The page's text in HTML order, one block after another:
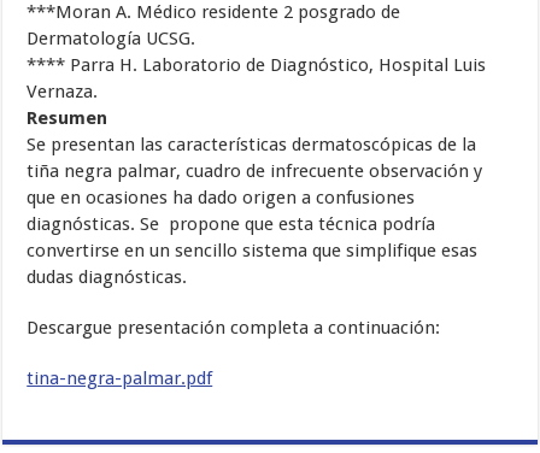
***Moran A. Médico residente 2 posgrado de
Dermatología UCSG.
**** Parra H. Laboratorio de Diagnóstico, Hospital Luis
Vernaza.
Resumen
Se presentan las características dermatoscópicas de la
tiña negra palmar, cuadro de infrecuente observación y
que en ocasiones ha dado origen a confusiones
diagnósticas. Se propone que esta técnica podría
convertirse en un sencillo sistema que simplifique esas
dudas diagnósticas.
Descargue presentación completa a continuación:
tina-negra-palmar.pdf